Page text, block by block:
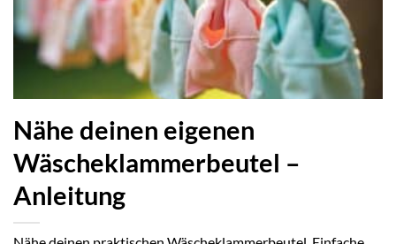
Nähe deinen eigenen
Wäscheklammerbeutel –
Anleitung